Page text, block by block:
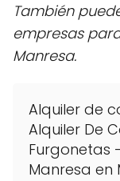
También
empresas
Manresa.
Alquiler de
Alquiler De
Furgonetas
Manresa en